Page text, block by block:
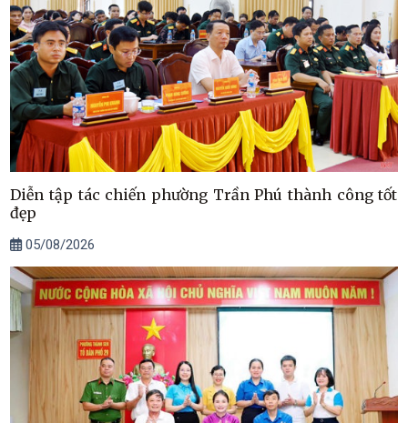
Diễn tập tác chiến phường Trần Phú thành công tốt
đẹp
05/08/2026